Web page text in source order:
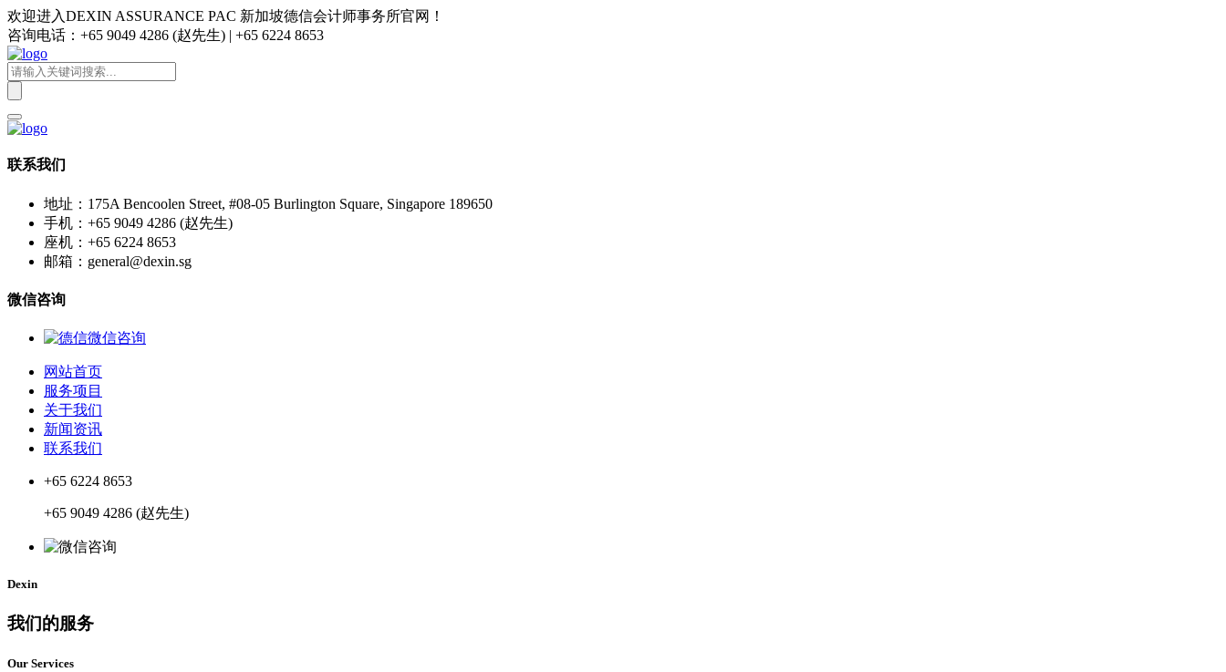
欢迎进入DEXIN ASSURANCE PAC 新加坡德信会计师事务所官网！
咨询电话：+65 9049 4286 (赵先生) | +65 6224 8653
联系我们
地址：175A Bencoolen Street, #08-05 Burlington Square, Singapore 189650
手机：+65 9049 4286 (赵先生)
座机：+65 6224 8653
邮箱：general@dexin.sg
微信咨询
网站首页
服务项目
关于我们
新闻资讯
联系我们
+65 6224 8653
+65 9049 4286 (赵先生)
Dexin
我们的服务
Our Services